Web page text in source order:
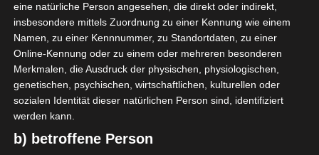
LIGUE 1 VEREINE
Sanktionen gegen
verschiedene Vereine der Ligue
1 Pro
27. Mai 2022 Platzwart
2319 Views
eine natürliche Person angesehen, die direkt oder indirekt,
insbesondere mittels Zuordnung zu einer Kennung wie einem
Namen, zu einer Kennnummer, zu Standortdaten, zu einer
Online-Kennung oder zu einem oder mehreren besonderen
Merkmalen, die Ausdruck der physischen, physiologischen,
genetischen, psychischen, wirtschaftlichen, kulturellen oder
sozialen Identität dieser natürlichen Person sind, identifiziert
werden kann.
b) betroffene Person